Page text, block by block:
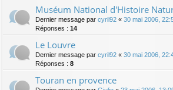
Muséum National d'Histoire
Dernier message par cyril92 « 30 mai 2006,
Réponses : 14
Le Louvre
Dernier message par cyril92 « 30 mai 2006,
Réponses : 8
Touran en provence